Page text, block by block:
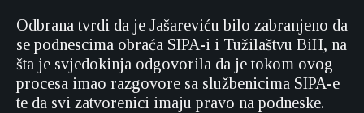
Odbrana tvrdi da je Jašareviću bilo zabranjeno da
se podnescima obraća SIPA-i i Tužilaštvu BiH, na
šta je svjedokinja odgovorila da je tokom ovog
procesa imao razgovore sa službenicima SIPA-e
te da svi zatvorenici imaju pravo na podneske.